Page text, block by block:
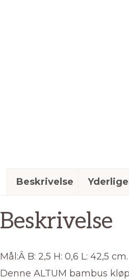
Beskrivelse
Beskrivelse
Mål:Â B: 2,5 H: 0,6 L: 42,5
Denne ALTUM bambus